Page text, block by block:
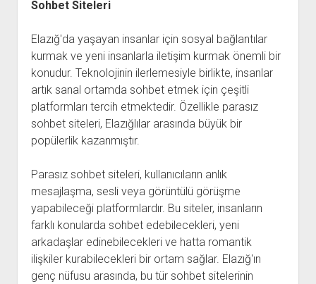
Sohbet Siteleri
Elazığ'da yaşayan insanlar için sosyal bağlantılar
kurmak ve yeni insanlarla iletişim kurmak önemli bir
konudur. Teknolojinin ilerlemesiyle birlikte, insanlar
artık sanal ortamda sohbet etmek için çeşitli
platformları tercih etmektedir. Özellikle parasız
sohbet siteleri, Elazığlılar arasında büyük bir
popülerlik kazanmıştır.
Parasız sohbet siteleri, kullanıcıların anlık
mesajlaşma, sesli veya görüntülü görüşme
yapabileceği platformlardır. Bu siteler, insanların
farklı konularda sohbet edebilecekleri, yeni
arkadaşlar edinebilecekleri ve hatta romantik
ilişkiler kurabilecekleri bir ortam sağlar. Elazığ'ın
genç nüfusu arasında, bu tür sohbet sitelerinin